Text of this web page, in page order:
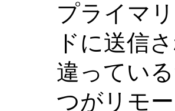
プライマ
ドに送信
違ってい
つがリモ